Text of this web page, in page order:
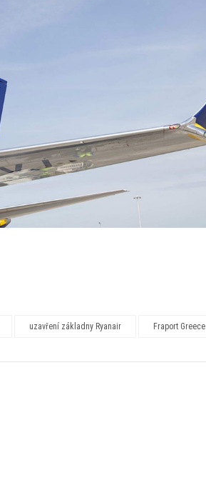
uzavření základny Ryanair Fraport Greece